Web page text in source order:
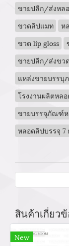
ขายปลีก/ส่งหล
ขวดลิปแมท
ห
ขวด lip gloss
ขายปลีก/ส่งขว
แหล่งขายบรรบุ
โรงงานผลิตหล
ขายบรรจุภัณฑ์ห
หลอดลิปบรรจุ 7
สินค้าเกี่ยวข้
New